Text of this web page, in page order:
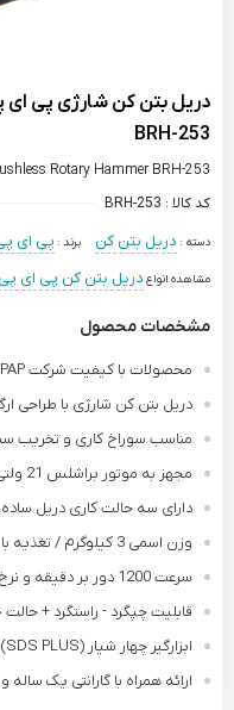
BRH-253
Rotary Hammer BRH-253
کد کالا : BRH-253
دسته : دریل بتن کن برند : پی ای
مشاهده انواع دریل بتن کن پی ای پی
مشخصات محصول
محصولات با کیفیت شرکت PAP ساخته شده با فناوری روز دنیا
دریل بتن کن شارژی با طراحی
مناسب سوراخ کاری و تخریب
مجهز به موتور براشلس 21 ولتی با راندمان، دوام و کارایی عالی
دارای سه حالت کاری دریل
وزن اسمی 3 کیلوگرم / تغذیه با دو باتری لیتیومی 3 آمپر ساعت
سرعت 1200 دور بر دقیقه و نرخ چکشی 4000 ضربه در دقیقه
قابلیت چپگرد - راستگرد +
ابزارگیر چهار شیار (SDS PLUS) سازگار با انواع مته و قلم تخریب
ارائه همراه با گارانتی یک